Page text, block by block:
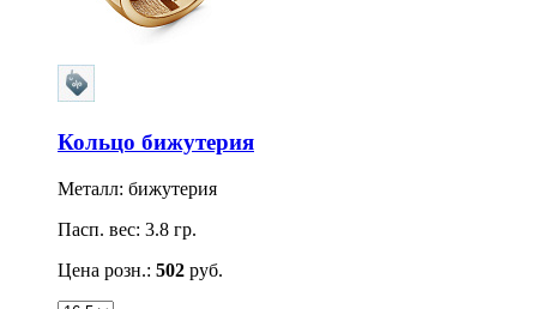
Кольцо бижутерия
Металл: бижутерия
Пасп. вес: 3.8 гр.
Цена розн.: 502 руб.